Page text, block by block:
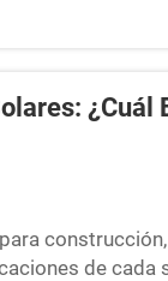
¿cuál
de cada